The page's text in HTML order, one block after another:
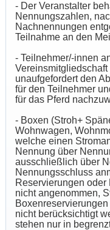
- Der Veranstalter
Nennungszahlen,
Nachnennungen
Teilnahme an den
- Teilnehmer/-innen
unaufgefordert den
für den Teilnehmer
für das Pferd
- Boxen (Stroh+
Wohnwagen,
welche einen
Nennung über
ausschließlich über
Nennungsschluss
Reservierungen
nicht angenommen,
nicht berücksichtigt
stehen nur in